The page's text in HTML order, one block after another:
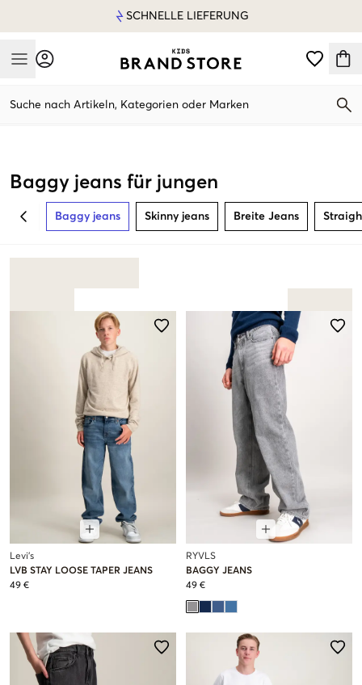
SCHNELLE LIEFERUNG
Mobile Menu
Suche nach Artikeln, Kategorien oder Marken
Baggy jeans für jungen
BACK Baggy jeans Skinny jeans Breite Jeans
Levi's
LVB STAY LOOSE TAPER JEANS
49 €
RYVLS
BAGGY JEANS
49 €